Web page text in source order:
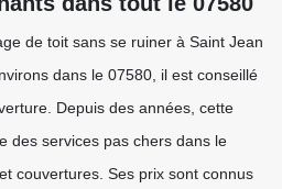
de toit sans se ruiner à Saint Jean
dans le 07580, il est conseillé
Depuis des années, cette
des services pas chers dans le
couvertures. Ses prix sont connus